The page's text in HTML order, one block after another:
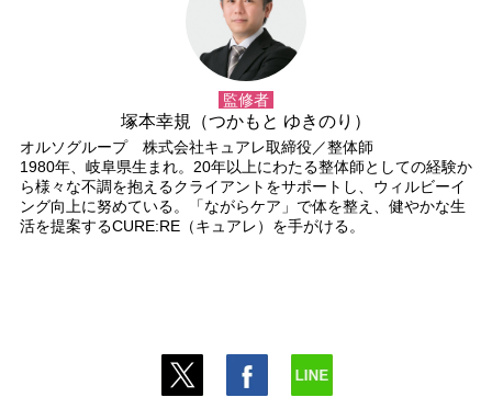
監修者
塚本幸規（つかもと ゆきのり）
オルソグループ 株式会社キュアレ取締役／整体師
1980年、岐阜県生まれ。20年以上にわたる整体師としての経験か
ら様々な不調を抱えるクライアントをサポートし、ウィルビーイ
ング向上に努めている。「ながらケア」で体を整え、健やかな生
活を提案するCURE:RE（キュアレ）を手がける。